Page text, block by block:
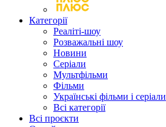
Категорії
Реаліті-шоу
Розважальні шоу
Новини
Серіали
Мультфільми
Фільми
Українські фільми і серіали
Всі категорії
Всі проєкти